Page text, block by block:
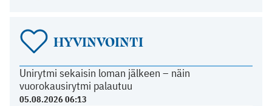
HYVINVOINTI
Unirytmi sekaisin loman jälkeen – näin
vuorokausirytmi palautuu
05.08.2026 06:13